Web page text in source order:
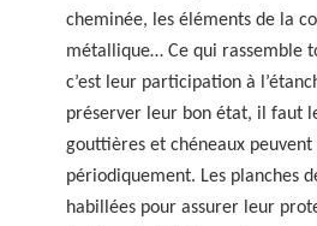
cheminée, les éléments de la
métallique… Ce qui rassemble
c’est leur participation à
préserver leur bon état, il faut
gouttières et chéneaux
périodiquement. Les planches
habillées pour assurer leur